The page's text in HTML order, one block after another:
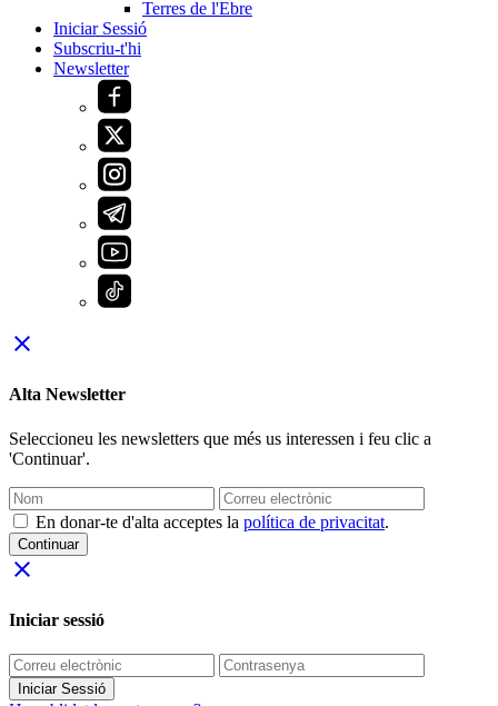
Terres de l'Ebre
Iniciar Sessió
Subscriu-t'hi
Newsletter
close
Alta Newsletter
Seleccioneu les newsletters que més us interessen i feu clic a
'Continuar'.
En donar-te d'alta acceptes la política de privacitat.
Continuar
close
Iniciar sessió
Iniciar Sessió